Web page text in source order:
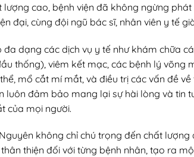
cao, bệnh viện đã không ngừng
đại, cùng đội ngũ bác sĩ, nhân viên y tế
đa dạng các dịch vụ y tế như khám chữa
thống), viêm kết mạc, các bệnh lý võng
mổ cắt mí mắt, và điều trị các vấn đề
luôn đảm bảo mang lại sự hài lòng và tin
của mọi người.
không chỉ chú trọng đến chất
thiện đối với từng bệnh nhân, tạo ra